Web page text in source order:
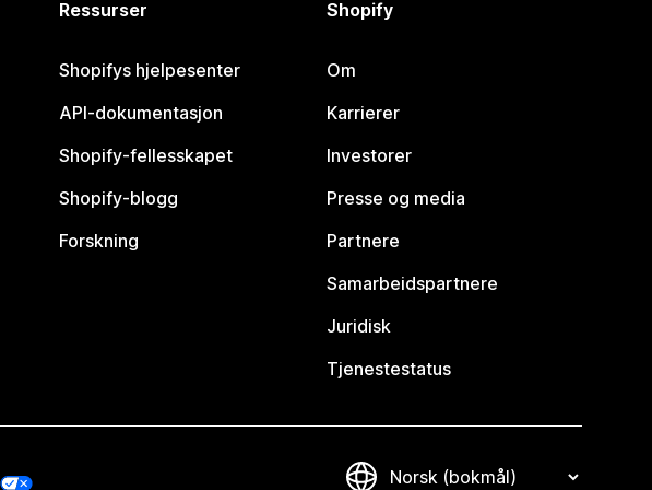
Ressurser
Shopifys hjelpesenter
API-dokumentasjon
Shopify-fellesskapet
Shopify-blogg
Forskning
Shopify
Om
Karrierer
Investorer
Presse og media
Partnere
Samarbeidspartnere
Juridisk
Tjenestestatus